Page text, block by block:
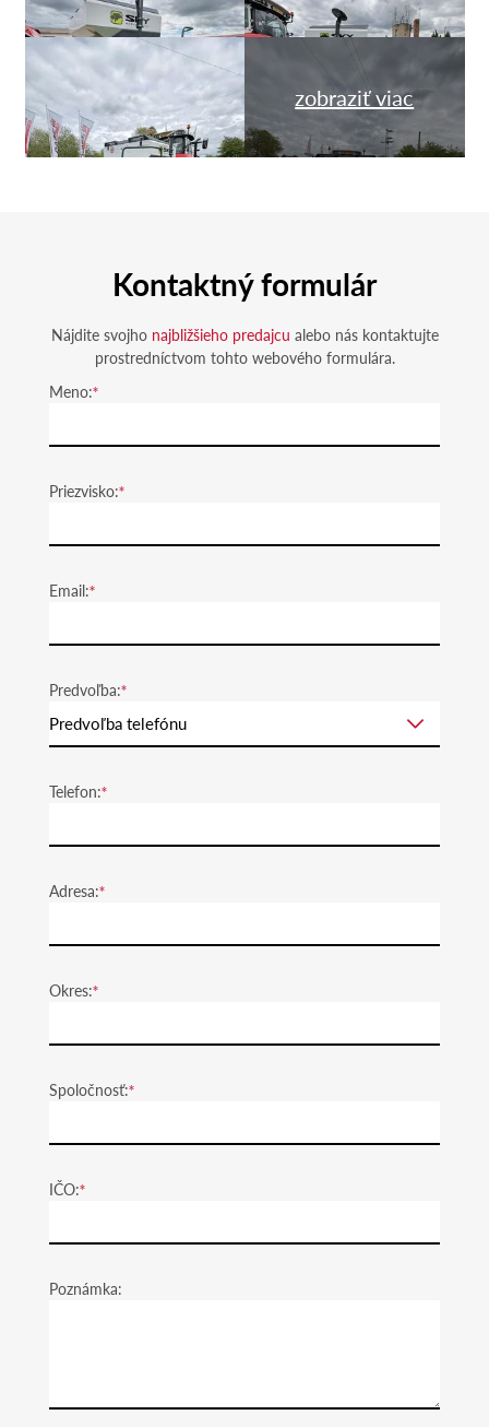
zobraziť viac
Kontaktný formulár
Nájdite svojho najbližšieho predajcu alebo nás kontaktujte
prostredníctvom tohto webového formulára.
Meno:
Priezvisko:
Email:
Predvoľba:
Predvoľba telefónu
Telefon:
Adresa:
Okres:
Spoločnosť:
IČO:
Poznámka: